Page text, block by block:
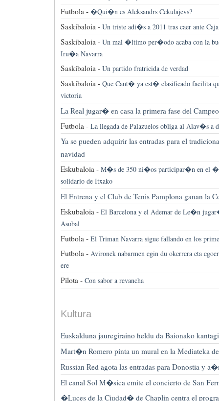
Futbola - �Qui�n es Aleksandrs Cekulajevs?
Saskibaloia - Un triste adi�s a 2011 tras caer ante
Saskibaloia - Un mal �ltimo per�odo acaba con la
Iru�a Navarra
Saskibaloia - Un partido fratricida de verdad
Saskibaloia - Que Cant� ya est� clasificado facilita
victoria
La Real jugar� en casa la primera fase del
Futbola - La llegada de Palazuelos obliga al Alav�s a
Ya se pueden adquirir las entradas para el
navidad
Eskubaloia - M�s de 350 ni�os participar�n en el
solidario de Itxako
El Entrena y el Club de Tenis Pamplona ganan la
Eskubaloia - El Barcelona y el Ademar de Le�n
Asobal
Futbola - El Triman Navarra sigue fallando en los
Futbola - Avironek nabarmen egin du okerrera eta
ere
Pilota - Con sabor a revancha
Kultura
Euskalduna jauregiraino heldu da Baionako
Mart�n Romero pinta un mural en la Mediateka
Russian Red agota las entradas para Donostia y
El canal Sol M�sica emite el concierto de San
�Luces de la Ciudad� de Chaplin centra el